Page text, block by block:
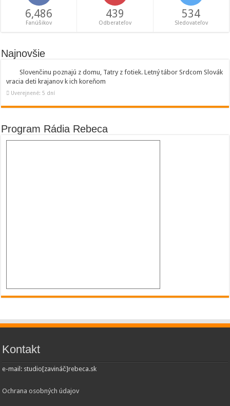
6,486
Fanúšikov
439
Odberateľov
534
Sledovateľov
Najnovšie
Slovenčinu poznajú z domu, Tatry z fotiek. Letný tábor Srdcom Slovák
vracia deti krajanov k ich koreňom
Uverejnené: 5 dní
Program Rádia Rebeca
Kontakt
e-mail: studio[zavináč]rebeca.sk
Ochrana osobných údajov